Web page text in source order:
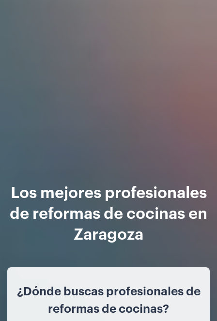
Los mejores profesionales
de reformas de cocinas en
Zaragoza
¿Dónde buscas profesionales de
reformas de cocinas?